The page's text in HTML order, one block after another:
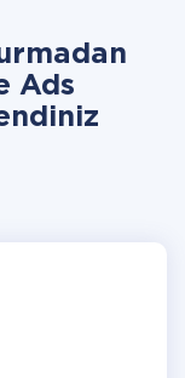
Ads